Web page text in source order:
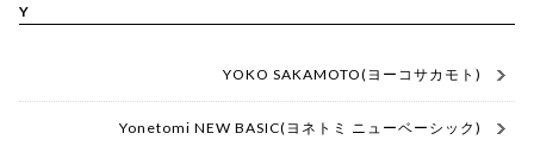
Y
YOKO SAKAMOTO(ヨーコサカモト)
Yonetomi NEW BASIC(ヨネトミ ニューベーシック)